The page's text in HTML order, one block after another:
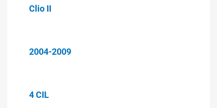
Clio II
2004-2009
4 CIL